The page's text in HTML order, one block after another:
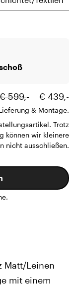
€ 599,- € 439,-
& Montage.
Trotz
können wir kleinere
nicht ausschließen.
Matt/Leinen
mit einem